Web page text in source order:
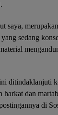
saya,
sedang
ditindaklanjuti
harkat dan
di